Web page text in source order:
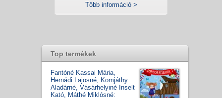
Több információ >
Top termékek
Fantóné Kassai Mária,
Hernádi Lajosné, Komjáthy
Aladárné, Vásárhelyiné Inselt
Kató, Máthé Miklósné: